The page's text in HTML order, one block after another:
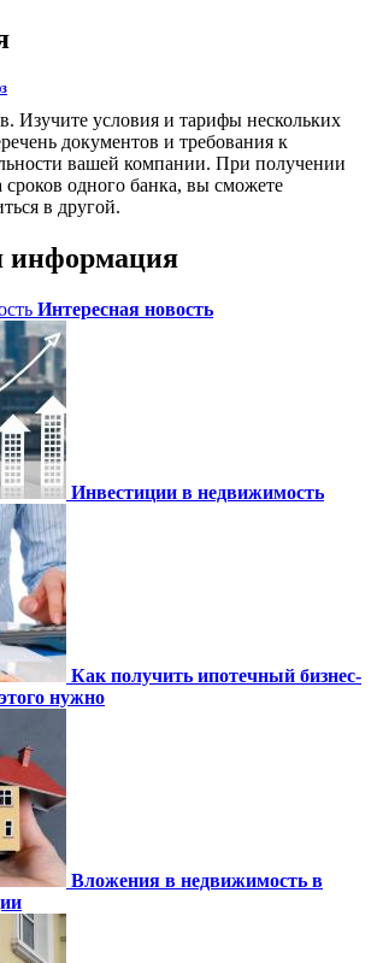
Изучите условия и тарифы нескольких
документов и требования к
вашей компании. При получении
сроков одного банка, вы сможете
в другой.
информация
Интересная новость
Инвестиции в недвижимость
Как получить ипотечный бизнес-
нужно
Вложения в недвижимость в